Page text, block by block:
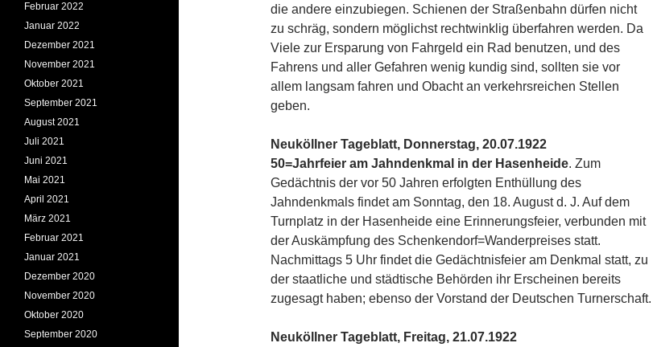
die andere einzubiegen. Schienen der Straßenbahn dürfen nicht
zu schräg, sondern möglichst rechtwinklig überfahren werden. Da
Viele zur Ersparung von Fahrgeld ein Rad benutzen, und des
Fahrens und aller Gefahren wenig kundig sind, sollten sie vor
allem langsam fahren und Obacht an verkehrsreichen Stellen
geben.
Neuköllner Tageblatt, Donnerstag, 20.07.1922
50=Jahrfeier am Jahndenkmal in der Hasenheide. Zum
Gedächtnis der vor 50 Jahren erfolgten Enthüllung des
Jahndenkmals findet am Sonntag, den 18. August d. J. Auf dem
Turnplatz in der Hasenheide eine Erinnerungsfeier, verbunden mit
der Auskämpfung des Schenkendorf=Wanderpreises statt.
Nachmittags 5 Uhr findet die Gedächtnisfeier am Denkmal statt, zu
der staatliche und städtische Behörden ihr Erscheinen bereits
zugesagt haben; ebenso der Vorstand der Deutschen Turnerschaft.
Neuköllner Tageblatt, Freitag, 21.07.1922
Februar 2022
Januar 2022
Dezember 2021
November 2021
Oktober 2021
September 2021
August 2021
Juli 2021
Juni 2021
Mai 2021
April 2021
März 2021
Februar 2021
Januar 2021
Dezember 2020
November 2020
Oktober 2020
September 2020